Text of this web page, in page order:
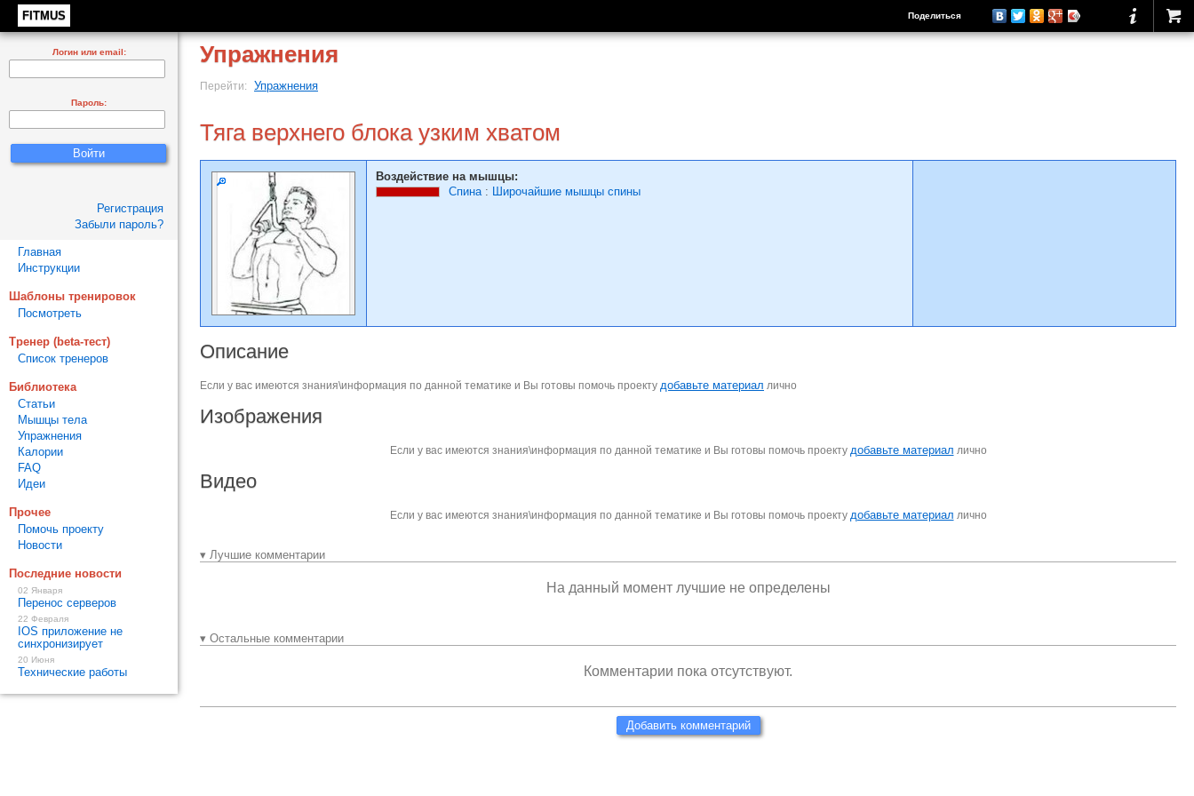
FITMUS Поделиться
Упражнения
Перейти: Упражнения
Тяга верхнего блока узким хватом
Воздействие на мышцы:
Спина: Широчайшие мышцы спины
Описание
Если у вас имеются знания\информация по данной тематике и Вы готовы помочь проекту добавьте материал лично
Изображения
Если у вас имеются знания\информация по данной тематике и Вы готовы помочь проекту добавьте материал лично
Видео
Если у вас имеются знания\информация по данной тематике и Вы готовы помочь проекту добавьте материал лично
▾ Лучшие комментарии
На данный момент лучшие не определены
▾ Остальные комментарии
Комментарии пока отсутствуют.
Добавить комментарий
Логин или email:
Пароль:
Регистрация
Забыли пароль?
Главная
Инструкции
Шаблоны тренировок
Посмотреть
Тренер (beta-тест)
Список тренеров
Библиотека
Статьи
Мышцы тела
Упражнения
Калории
FAQ
Идеи
Прочее
Помочь проекту
Новости
Последние новости
02 Января
Перенос серверов
22 Февраля
IOS приложение не
синхронизирует
20 Июня
Технические работы